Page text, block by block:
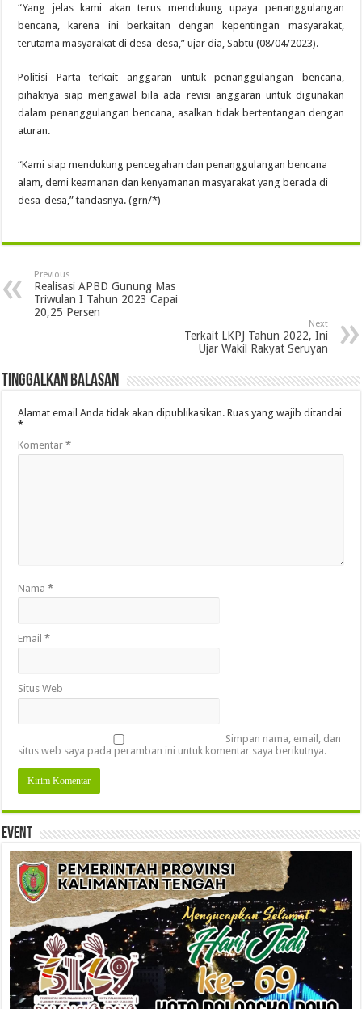
“Yang jelas kami akan terus mendukung upaya penanggulangan
bencana, karena ini berkaitan dengan kepentingan masyarakat,
terutama masyarakat di desa-desa,” ujar dia, Sabtu (08/04/2023).
Politisi Parta terkait anggaran untuk penanggulangan bencana,
pihaknya siap mengawal bila ada revisi anggaran untuk digunakan
dalam penanggulangan bencana, asalkan tidak bertentangan dengan
aturan.
“Kami siap mendukung pencegahan dan penanggulangan bencana
alam, demi keamanan dan kenyamanan masyarakat yang berada di
desa-desa,” tandasnya. (grn/*)
Previous
Realisasi APBD Gunung Mas
Triwulan I Tahun 2023 Capai
20,25 Persen
Next
Terkait LKPJ Tahun 2022, Ini
Ujar Wakil Rakyat Seruyan
Tinggalkan Balasan
Alamat email Anda tidak akan dipublikasikan. Ruas yang wajib ditandai
*
Komentar*
Nama*
Email*
Situs Web
Simpan nama, email, dan
situs web saya pada peramban ini untuk komentar saya berikutnya.
Event